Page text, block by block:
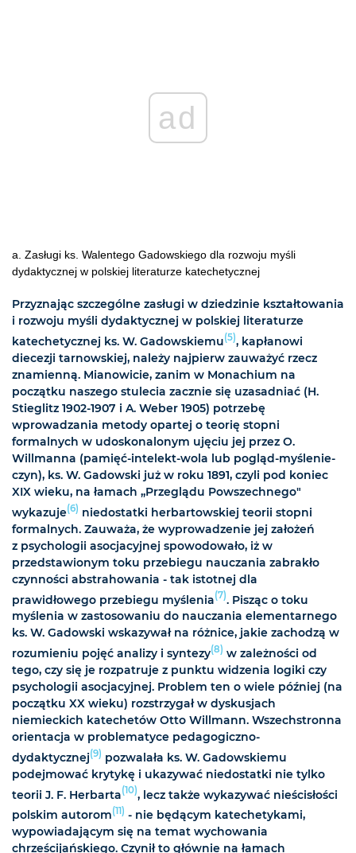
ad
a. Zasługi ks. Walentego Gadowskiego dla rozwoju myśli
dydaktycznej w polskiej literaturze katechetycznej
Przyznając szczególne zasługi w dziedzinie kształtowania
i rozwoju myśli dydaktycznej w polskiej literaturze
katechetycznej ks. W. Gadowskiemu(5), kapłanowi
diecezji tarnowskiej, należy najpierw zauważyć rzecz
znamienną. Mianowicie, zanim w Monachium na
początku naszego stulecia zacznie się uzasadniać (H.
Stieglitz 1902-1907 i A. Weber 1905) potrzebę
wprowadzania metody opartej o teorię stopni
formalnych w udoskonalonym ujęciu jej przez O.
Willmanna (pamięć-intelekt-wola lub pogląd-myślenie-
czyn), ks. W. Gadowski już w roku 1891, czyli pod koniec
XIX wieku, na łamach „Przeglądu Powszechnego"
wykazuje(6) niedostatki herbartowskiej teorii stopni
formalnych. Zauważa, że wyprowadzenie jej założeń
z psychologii asocjacyjnej spowodowało, iż w
przedstawionym toku przebiegu nauczania zabrakło
czynności abstrahowania - tak istotnej dla
prawidłowego przebiegu myślenia(7). Pisząc o toku
myślenia w zastosowaniu do nauczania elementarnego
ks. W. Gadowski wskazywał na różnice, jakie zachodzą w
rozumieniu pojęć analizy i syntezy(8) w zależności od
tego, czy się je rozpatruje z punktu widzenia logiki czy
psychologii asocjacyjnej. Problem ten o wiele później (na
początku XX wieku) rozstrzygał w dyskusjach
niemieckich katechetów Otto Willmann. Wszechstronna
orientacja w problematyce pedagogiczno-
dydaktycznej(9) pozwalała ks. W. Gadowskiemu
podejmować krytykę i ukazywać niedostatki nie tylko
teorii J. F. Herbarta(10), lecz także wykazywać nieścisłości
polskim autorom(11) - nie będącym katechetykami,
wypowiadającym się na temat wychowania
chrześcijańskiego. Czynił to głównie na łamach